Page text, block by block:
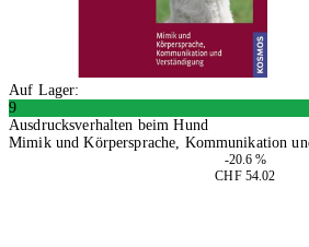
Auf Lager:
9
Ausdrucksverhalten beim Hund
Mimik und Körpersprache, Kommunikation
-20.6 %
CHF 54.02